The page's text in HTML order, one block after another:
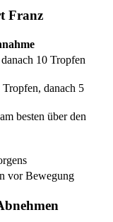
Franz
10 Tropfen
danach 5
besten über den
vor Bewegung